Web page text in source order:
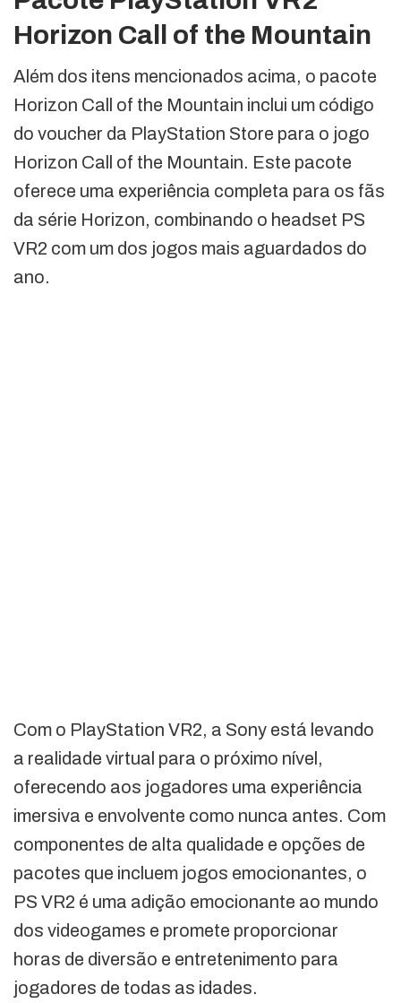
Horizon Call of the Mountain
Além dos itens mencionados acima, o pacote
Horizon Call of the Mountain inclui um código
do voucher da PlayStation Store para o jogo
Horizon Call of the Mountain. Este pacote
oferece uma experiência completa para os fãs
da série Horizon, combinando o headset PS
VR2 com um dos jogos mais aguardados do
ano.
Com o PlayStation VR2, a Sony está levando
a realidade virtual para o próximo nível,
oferecendo aos jogadores uma experiência
imersiva e envolvente como nunca antes. Com
componentes de alta qualidade e opções de
pacotes que incluem jogos emocionantes, o
PS VR2 é uma adição emocionante ao mundo
dos videogames e promete proporcionar
horas de diversão e entretenimento para
jogadores de todas as idades.